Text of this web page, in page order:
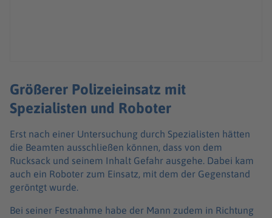
Größerer Polizeieinsatz mit
Spezialisten und Roboter
Erst nach einer Untersuchung durch Spezialisten hätten
die Beamten ausschließen können, dass von dem
Rucksack und seinem Inhalt Gefahr ausgehe. Dabei kam
auch ein Roboter zum Einsatz, mit dem der Gegenstand
geröntgt wurde.
Bei seiner Festnahme habe der Mann zudem in Richtung